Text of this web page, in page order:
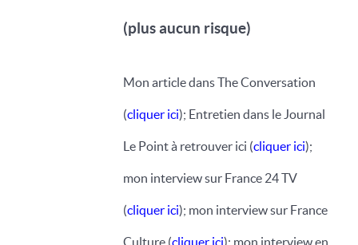
(plus aucun risque)
Mon article dans The Conversation
(cliquer ici); Entretien dans le Journal
Le Point à retrouver ici (cliquer ici);
mon interview sur France 24 TV
(cliquer ici); mon interview sur France
Culture (cliquer ici); mon interview en